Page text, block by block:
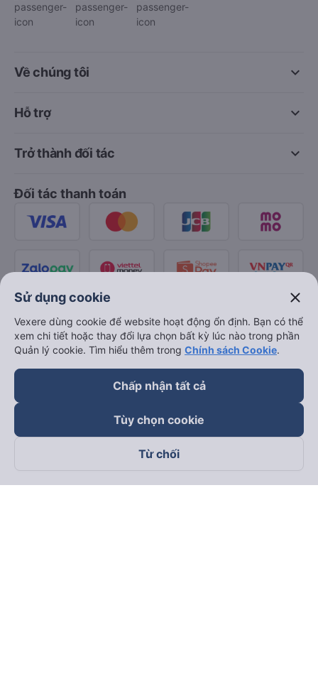
Về chúng tôi
Sử dụng cookie close
Vexere dùng cookie để website hoạt động ổn định. Bạn có thể
xem chi tiết hoặc thay đổi lựa chọn bất kỳ lúc nào trong phần
Quản lý cookie. Tìm hiểu thêm trong Chính sách Cookie.
Chấp nhận tất cả
Tùy chọn cookie
Từ chối